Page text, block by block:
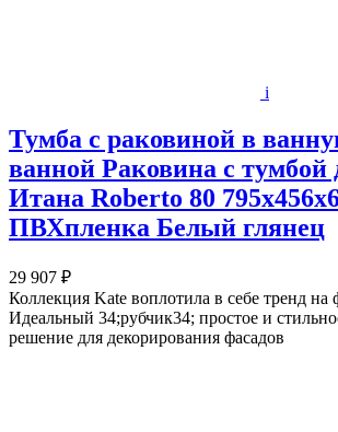
i
Тумба с раковиной в
ванной Раковина с тумбой
Итана Roberto 80
ПВХпленка Белый глянец
29 907 ₽
Коллекция Kate воплотила в себе тренд на
Идеальный 34;рубчик34; простое и
решение для декорирования фасадов